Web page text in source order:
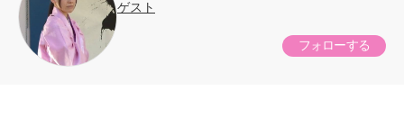
ゲスト
フォローする